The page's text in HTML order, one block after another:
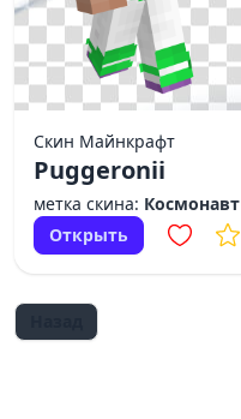
Скин Майнкрафт
Puggeronii
метка скина: Космонавт
Открыть